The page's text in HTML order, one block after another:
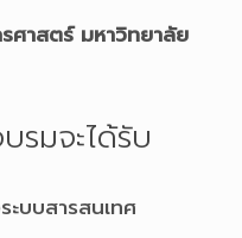
ศาสตร์ มหาวิทยาลัย
รมจะได้รับ
ะบบสารสนเทศ